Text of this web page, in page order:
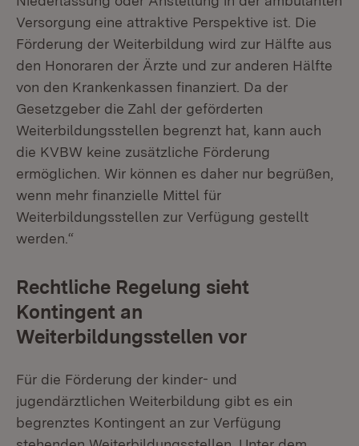
Versorgung eine attraktive Perspektive ist. Die
Förderung der Weiterbildung wird zur Hälfte aus
den Honoraren der Ärzte und zur anderen Hälfte
von den Krankenkassen finanziert. Da der
Gesetzgeber die Zahl der geförderten
Weiterbildungsstellen begrenzt hat, kann auch
die KVBW keine zusätzliche Förderung
ermöglichen. Wir können es daher nur begrüßen,
wenn mehr finanzielle Mittel für
Weiterbildungsstellen zur Verfügung gestellt
werden.“
Rechtliche Regelung sieht
Kontingent an
Weiterbildungsstellen vor
Für die Förderung der kinder- und
jugendärztlichen Weiterbildung gibt es ein
begrenztes Kontingent an zur Verfügung